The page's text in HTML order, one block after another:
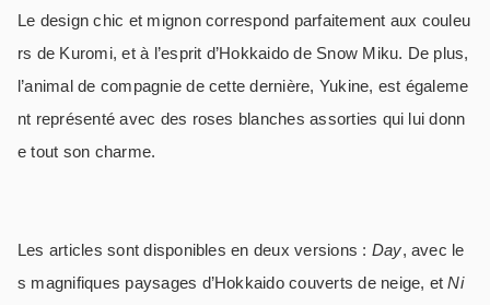
Le design chic et mignon correspond parfaitement aux couleu
rs de Kuromi, et à l’esprit d’Hokkaido de Snow Miku. De plus,
l’animal de compagnie de cette dernière, Yukine, est égaleme
nt représenté avec des roses blanches assorties qui lui donn
e tout son charme.
Les articles sont disponibles en deux versions : Day, avec le
s magnifiques paysages d’Hokkaido couverts de neige, etNi